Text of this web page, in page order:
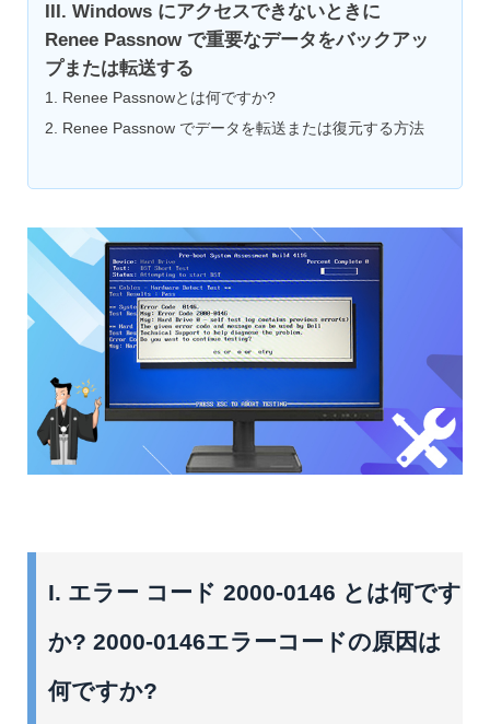
III. Windows にアクセスできないときに
Renee Passnow で重要なデータをバックアッ
プまたは転送する
1. Renee Passnowとは何ですか?
2. Renee Passnow でデータを転送または復元する方法
I. エラー コード 2000-0146 とは何です
か? 2000-0146エラーコードの原因は
何ですか?